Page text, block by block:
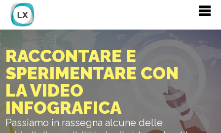
RACCONTARE E
SPERIMENTARE CON
LA VIDEO
INFOGRAFICA
Passiamo in rassegna alcune delle